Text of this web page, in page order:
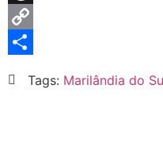
Threads
Copy
Tags: Marilândia do